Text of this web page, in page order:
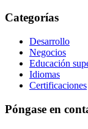
Categorías
Desarrollo
Negocios
Educación
Idiomas
Certificaciones
Póngase en